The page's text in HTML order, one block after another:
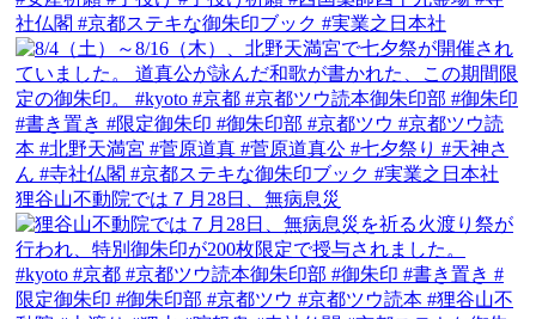
狸谷山不動院では７月28日、無病息災